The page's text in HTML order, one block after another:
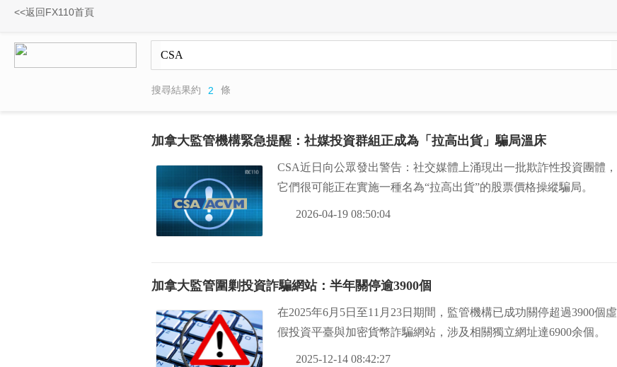
<<返回FX110首頁
搜尋結果約 2 條
加拿大監管機構緊急提醒：社媒投資群組正成為「拉高出貨」騙局溫床
CSA近日向公眾發出警告：社交媒體上涌現出一批欺詐性投資團體，
它們很可能正在實施一種名為“拉高出貨”的股票價格操縱騙局。
2026-04-19 08:50:04
加拿大監管圍剿投資詐騙網站：半年關停逾3900個
在2025年6月5日至11月23日期間，監管機構已成功關停超過3900個虛
假投資平臺與加密貨幣詐騙網站，涉及相關獨立網址達6900余個。
2025-12-14 08:42:27